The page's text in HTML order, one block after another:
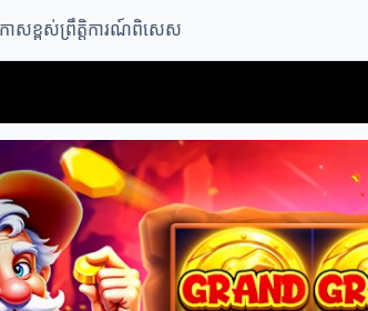
ាសខ្ពស់ព្រឹត្តិការណ៍ពិសេស